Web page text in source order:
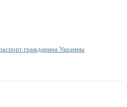
гражданина Украины